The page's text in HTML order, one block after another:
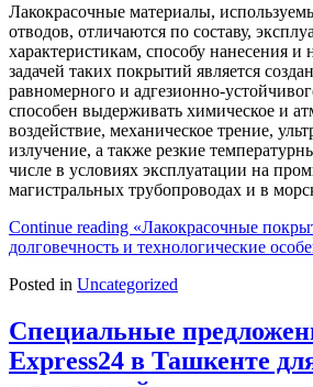
Лакокрасочные материалы,
отводов, отличаются по составу,
характеристикам, способу нанесения
задачей таких покрытий является
равномерного и адгезионно-
способен выдерживать химическое и
воздействие, механическое трение,
излучение, а также резкие
числе в условиях эксплуатации на
магистральных трубопроводах и в
Continue reading «Лакокрасочные
долговечность и технологические
Posted in Uncategorized
Специальные
Express24 в Ташкенте